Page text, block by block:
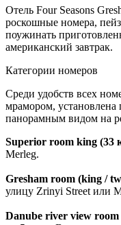
Отель Four Seasons
роскошные номера,
поужинать
американский завтрак.
Категории номеров
Среди удобств всех
мрамором, установлена
панорамным видом на
Superior room king (33
Merleg.
Gresham room (king /
улицу Zrinyi Street или
Danube river view